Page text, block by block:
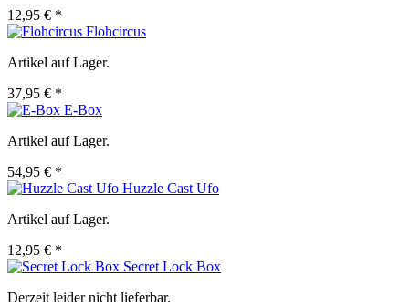
12,95 € *
Flohcircus
Artikel auf Lager.
37,95 € *
E-Box
Artikel auf Lager.
54,95 € *
Huzzle Cast Ufo
Artikel auf Lager.
12,95 € *
Secret Lock Box
Derzeit leider nicht lieferbar.